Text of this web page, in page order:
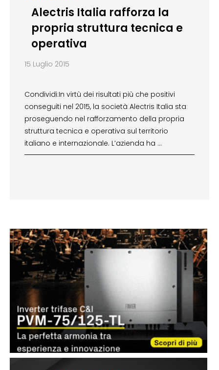
Alectris Italia rafforza la
propria struttura tecnica e
operativa
15 Luglio 2015
Condividi:In virtù dei risultati più che positivi
conseguiti nel 2015, la società Alectris Italia sta
proseguendo nel rafforzamento della propria
struttura tecnica e operativa sul territorio
italiano e internazionale. L’azienda ha …